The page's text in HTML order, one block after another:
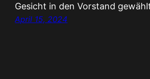
Gesicht in den Vorstand
April 15, 2024